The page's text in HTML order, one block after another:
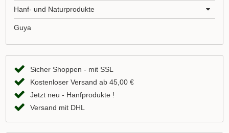
Hanf- und Naturprodukte
Guya
Sicher Shoppen - mit SSL
Kostenloser Versand ab 45,00 €
Jetzt neu - Hanfprodukte !
Versand mit DHL